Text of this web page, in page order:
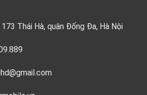
Thái Hà, quận Đống Đa, Hà Nội